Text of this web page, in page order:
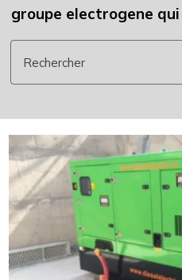
groupe electrogene
Rechercher